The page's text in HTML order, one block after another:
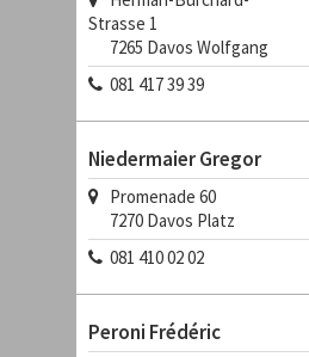
Strasse 1
7265 Davos Wolfgang
081 417 39 39
Niedermaier Gregor
Promenade 60
7270 Davos Platz
081 410 02 02
Peroni Frédéric